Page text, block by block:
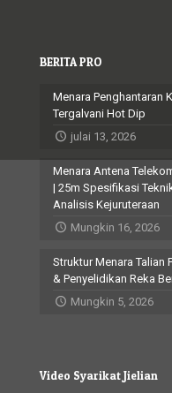
BERITA PRO
Menara Penghantaran
Tergalvani Hot Dip
julai 13, 2026
Menara Antena
| 25m Spesifikasi
Analisis Kejuruteraan
Mungkin 16, 2026
Struktur Menara Talian
& Penyelidikan Reka
Mungkin 5, 2026
Video Syarikat Jielian